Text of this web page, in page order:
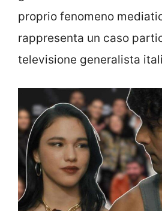
proprio fenomeno
rappresenta un caso
televisione generalista